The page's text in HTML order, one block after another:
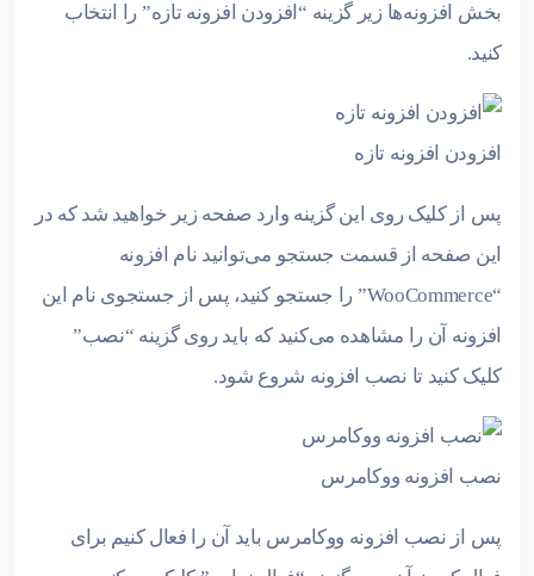
بخش افزونه‌ها زیر گزینه “افزودن افزونه تازه” را انتخاب
کنید.
افزودن افزونه تازه
پس از کلیک روی این گزینه وارد صفحه زیر خواهید شد که در
این صفحه از قسمت جستجو می‌توانید نام افزونه
“WooCommerce” را جستجو کنید، پس از جستجوی نام این
افزونه آن را مشاهده می‌کنید که باید روی گزینه “نصب”
کلیک کنید تا نصب افزونه شروع شود.
نصب افزونه ووکامرس
پس از نصب افزونه ووکامرس باید آن را فعال کنیم برای